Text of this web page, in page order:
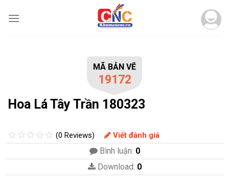
MÃ BẢN VẼ
19172
Hoa Lá Tây Trần 180323
(0 Reviews) Viết đánh giá
Bình luận: 0
Download: 0